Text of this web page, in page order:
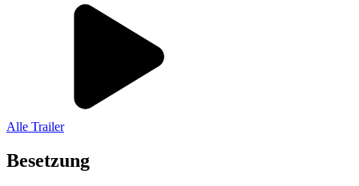
Alle Trailer
Besetzung